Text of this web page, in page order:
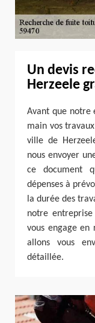
Un devis
Herzeele
Avant que notre
main vos
ville de
nous envoyer
ce document
dépenses à
la durée des
notre
vous engage en
allons vous
détaillée.